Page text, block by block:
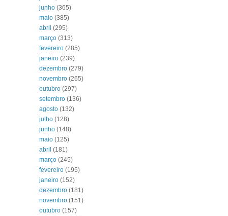
junho (365)
maio (385)
abril (295)
março (313)
fevereiro (285)
janeiro (239)
dezembro (279)
novembro (265)
outubro (297)
setembro (136)
agosto (132)
julho (128)
junho (148)
maio (125)
abril (181)
março (245)
fevereiro (195)
janeiro (152)
dezembro (181)
novembro (151)
outubro (157)